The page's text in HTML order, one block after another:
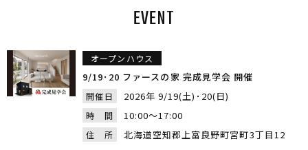
EVENT
オープンハウス
9/19･20 ファースの家 完成見学会 開催
開催日 2026年 9/19(土)･20(日)
時 間 10:00～17:00
住 所 北海道空知郡上富良野町宮町3丁目12